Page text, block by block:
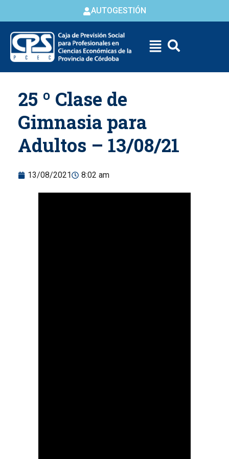
AUTOGESTIÓN
content
25 º Clase de
Gimnasia para
Adultos – 13/08/21
13/08/2021 8:02 am